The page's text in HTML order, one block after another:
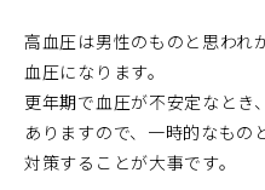
高血圧は男性のものと思われ
血圧になります。
更年期で血圧が不安定なとき
ありますので、一時的なもの
対策することが大事です。